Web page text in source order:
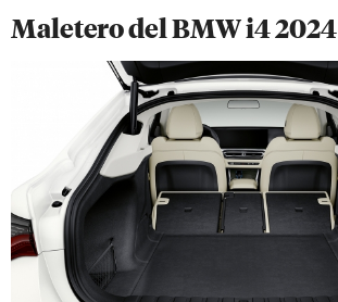
Maletero del BMW i4 2024